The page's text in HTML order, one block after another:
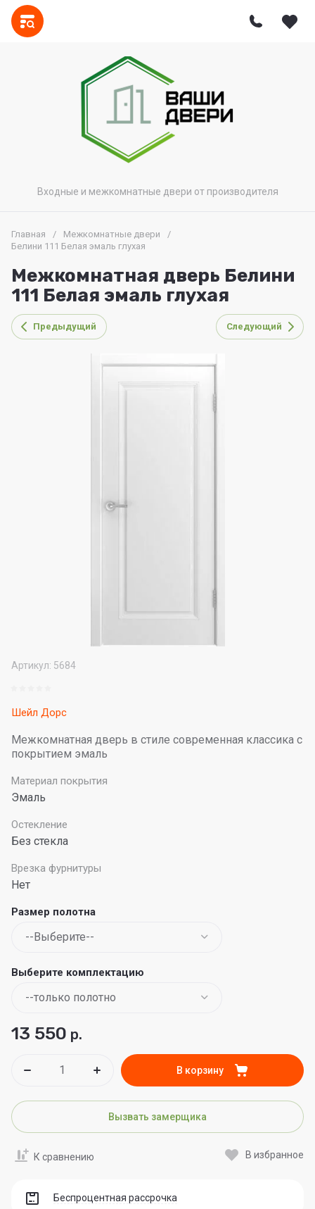
Входные и межкомнатные двери от производителя
Главная / Межкомнатные двери
/
Белини 111 Белая эмаль глухая
Межкомнатная дверь Белини
111 Белая эмаль глухая
Предыдущий Следующий
Артикул: 5684
Шейл Дорс
Межкомнатная дверь в стиле современная классика с
покрытием эмаль
Материал покрытия
Эмаль
Остекление
Без стекла
Врезка фурнитуры
Нет
Размер полотна
Выберите комплектацию
13 550 р.
В корзину
Вызвать замерщика
К сравнению В избранное
Беспроцентная рассрочка